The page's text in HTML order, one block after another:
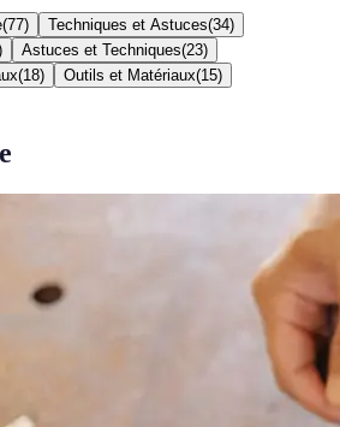
(77) Techniques et Astuces(34)
Astuces et Techniques(23)
(18) Outils et Matériaux(15)